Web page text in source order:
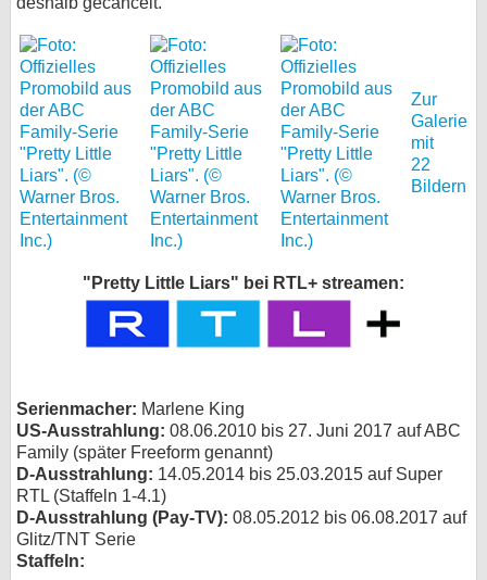
Zur
Galerie
mit
22
Bildern
"Pretty Little Liars" bei RTL+ streamen:
Serienmacher: Marlene King
US-Ausstrahlung: 08.06.2010 bis 27. Juni 2017 auf ABC
Family (später Freeform genannt)
D-Ausstrahlung: 14.05.2014 bis 25.03.2015 auf Super
RTL (Staffeln 1-4.1)
D-Ausstrahlung (Pay-TV): 08.05.2012 bis 06.08.2017 auf
Glitz/TNT Serie
Staffeln:
Desktop-Ansicht
myFanbase